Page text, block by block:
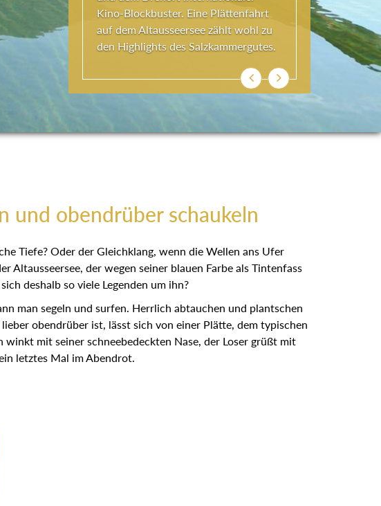
kommt aus der Natur und ihren
ewigen Gestalten – den Bergen und
Seen.
ZurückWeiter
und obendrüber schaukeln
Tiefe? Oder der Gleichklang, wenn die Wellen ans Ufer
Altausseersee, der wegen seiner blauen Farbe als Tintenfass
deshalb so viele Legenden um ihn?
man segeln und surfen. Herrlich abtauchen und plantschen
obendrüber ist, lässt sich von einer Plätte, dem typischen
winkt mit seiner schneebedeckten Nase, der Loser grüßt mit
letztes Mal im Abendrot.